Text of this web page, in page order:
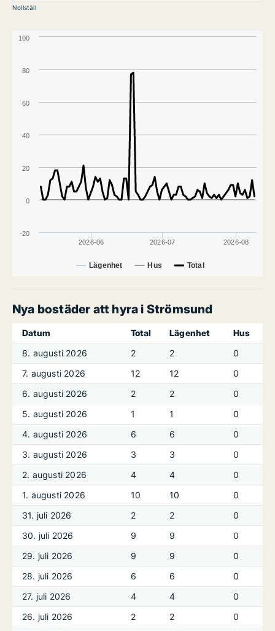
Nollställ
Lägenhet Hus Total
2026-06 2026-07 2026-08
-20
0
20
40
60
80
100
Nya bostäder att hyra i Strömsund
Datum Total Lägenhet
Hus
8. augusti 2026
2 2
0
7. augusti 2026
12 12
0
6. augusti 2026
2 2
0
5. augusti 2026
1 1
0
4. augusti 2026
6 6
0
3. augusti 2026
3 3
0
2. augusti 2026
4 4
0
1. augusti 2026
10 10
0
31. juli 2026
2 2
0
30. juli 2026
9 9
0
29. juli 2026
9 9
0
28. juli 2026
6 6
0
27. juli 2026
4 4
0
26. juli 2026
2 2
0